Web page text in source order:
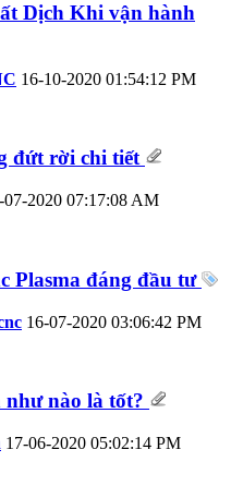
Dịch Khi vận hành
16-10-2020 01:54:12 PM
đứt rời chi tiết
07-2020 07:17:08 AM
Plasma đáng đầu tư
16-07-2020 03:06:42 PM
như nào là tốt?
17-06-2020 05:02:14 PM